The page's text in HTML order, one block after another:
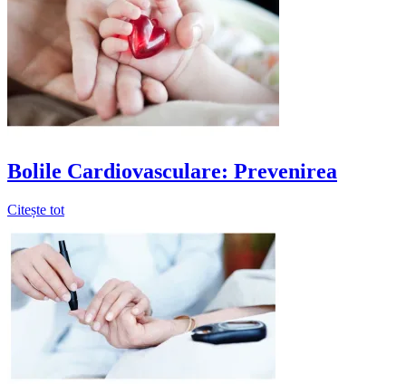
Bolile Cardiovasculare: Prevenirea
Citește tot